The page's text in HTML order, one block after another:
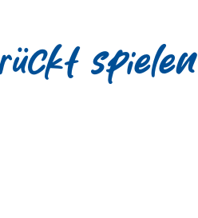
spielen